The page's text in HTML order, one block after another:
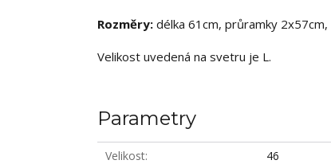
Rozměry: délka 61cm, průramky
Velikost uvedená na svetru je L.
Parametry
Velikost 46